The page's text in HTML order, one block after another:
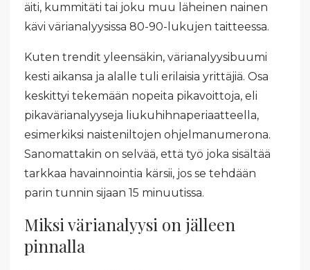
äiti, kummitäti tai joku muu läheinen nainen
kävi värianalyysissa 80-90-lukujen taitteessa.
Kuten trendit yleensäkin, värianalyysibuumi
kesti aikansa ja alalle tuli erilaisia yrittäjiä. Osa
keskittyi tekemään nopeita pikavoittoja, eli
pikavärianalyyseja liukuhihnaperiaatteella,
esimerkiksi naisteniltojen ohjelmanumerona.
Sanomattakin on selvää, että työ joka sisältää
tarkkaa havainnointia kärsii, jos se tehdään
parin tunnin sijaan 15 minuutissa.
Miksi värianalyysi on jälleen
pinnalla